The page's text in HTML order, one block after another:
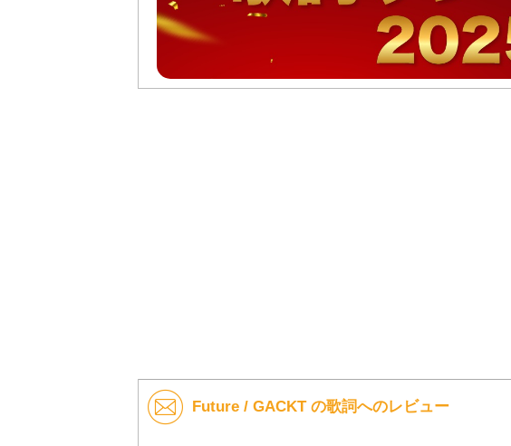
Future / GACKT の歌詞へのレビュー